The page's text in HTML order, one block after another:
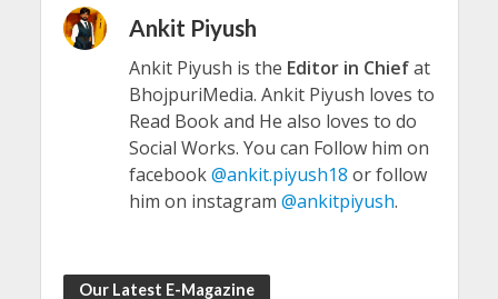
Ankit Piyush
Ankit Piyush is the Editor in Chiefat
BhojpuriMedia. Ankit Piyush loves to
Read Book and He also loves to do
Social Works. You can Follow him on
facebook@ankit.piyush18 or follow
him on instagram @ankitpiyush.
Our Latest E-Magazine